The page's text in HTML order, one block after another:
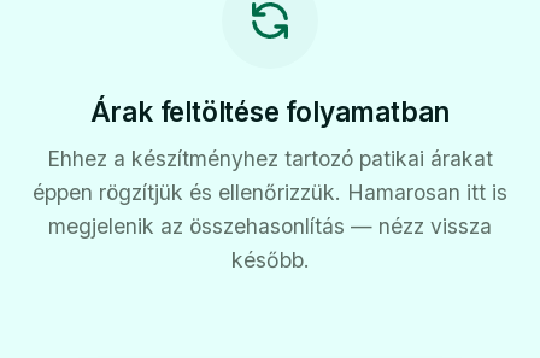
Árak feltöltése folyamatban
Ehhez a készítményhez tartozó patikai árakat
éppen rögzítjük és ellenőrizzük. Hamarosan itt is
megjelenik az összehasonlítás — nézz vissza
később.